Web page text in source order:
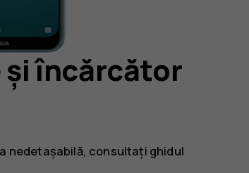
încărcător
nedetașabilă, consultați ghidul